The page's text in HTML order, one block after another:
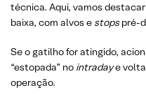
técnica. Aqui, vamos
baixa, com alvos e stopspré-
Se o gatilho for atingido,
“estopada” no intradaye
operação.